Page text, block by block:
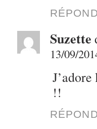
Suzette
13/09/
!!